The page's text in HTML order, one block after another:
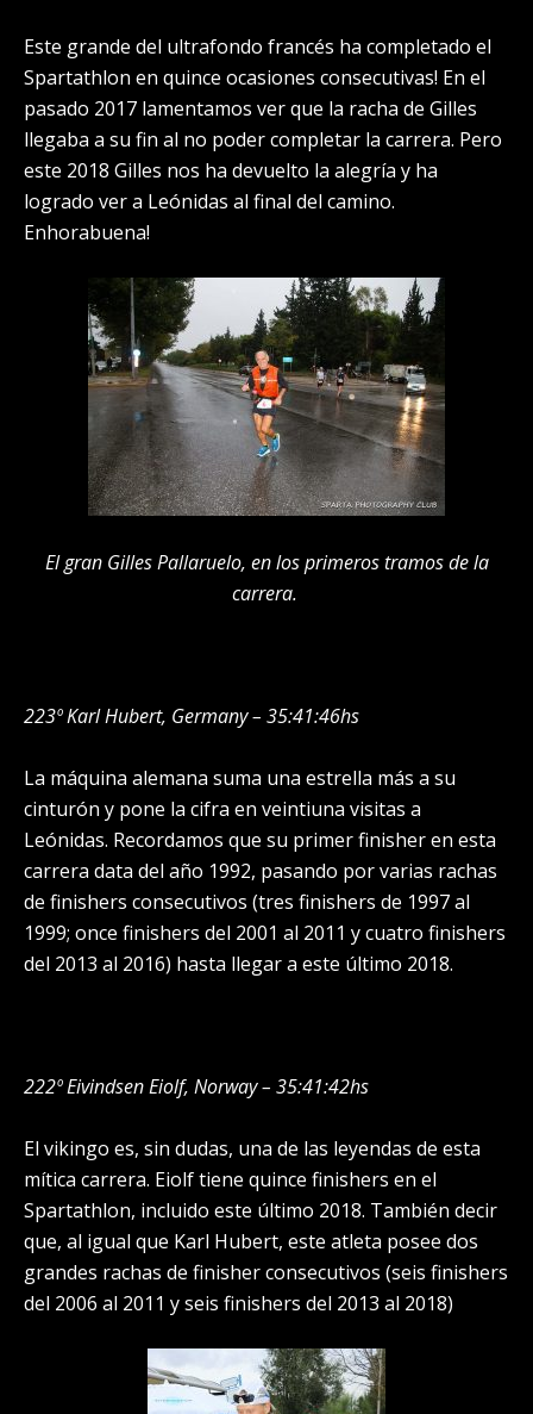
Este grande del ultrafondo francés ha completado el
Spartathlon en quince ocasiones consecutivas! En el
pasado 2017 lamentamos ver que la racha de Gilles
llegaba a su fin al no poder completar la carrera. Pero
este 2018 Gilles nos ha devuelto la alegría y ha
logrado ver a Leónidas al final del camino.
Enhorabuena!
El gran Gilles Pallaruelo, en los primeros tramos de la
carrera.
223º Karl Hubert, Germany – 35:41:46hs
La máquina alemana suma una estrella más a su
cinturón y pone la cifra en veintiuna visitas a
Leónidas. Recordamos que su primer finisher en esta
carrera data del año 1992, pasando por varias rachas
de finishers consecutivos (tres finishers de 1997 al
1999; once finishers del 2001 al 2011 y cuatro finishers
del 2013 al 2016) hasta llegar a este último 2018.
222º Eivindsen Eiolf, Norway – 35:41:42hs
El vikingo es, sin dudas, una de las leyendas de esta
mítica carrera. Eiolf tiene quince finishers en el
Spartathlon, incluido este último 2018. También decir
que, al igual que Karl Hubert, este atleta posee dos
grandes rachas de finisher consecutivos (seis finishers
del 2006 al 2011 y seis finishers del 2013 al 2018)